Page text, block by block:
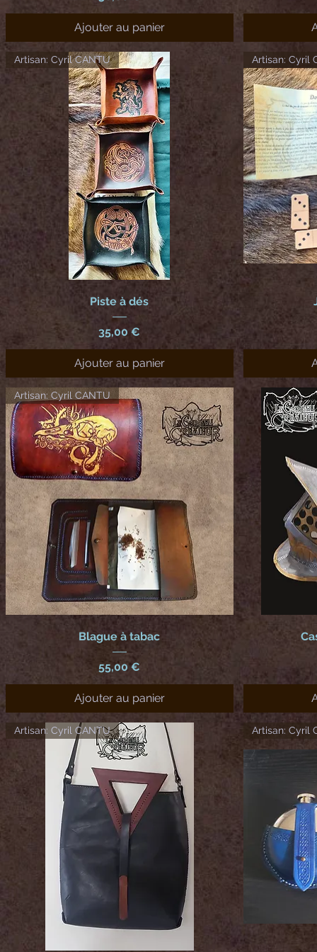
Ajouter au panier
Artisan: Cyril CANTU
Piste à dés
Prix
35,00 €
Ajouter au panier
Artisan: Cyril
Artisan: Cyril CANTU
Blague à tabac
Prix
55,00 €
Ajouter au panier
Artisan: Cyril CANTU Artisan: Cyril